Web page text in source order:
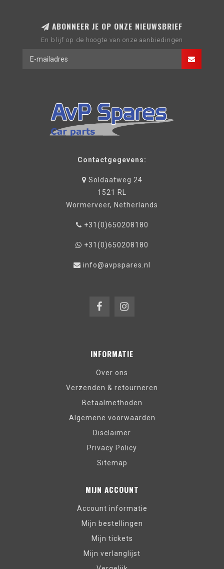
ABONNEER JE OP ONZE NIEUWSBRIEF
En blijf op de hoogte van onze aanbiedingen
Contactgegevens:
Soldaatweg 24
1521 RL
Wormerveer, Netherlands
+31(0)650208180
+31(0)650208180
info@avpspares.nl
INFORMATIE
Over ons
Verzenden & retourneren
Betaalmethoden
Algemene voorwaarden
Disclaimer
Privacy Policy
Sitemap
MIJN ACCOUNT
Account informatie
Mijn bestellingen
Mijn tickets
Mijn verlanglijst